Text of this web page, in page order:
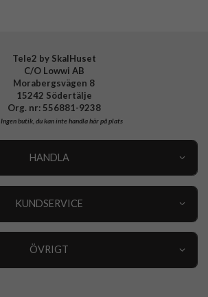
Tele2 by SkalHuset
C/O Lowwi AB
Morabergsvägen 8
15242 Södertälje
Org. nr: 556881-9238
Ingen butik, du kan inte handla här på plats
HANDLA
KUNDSERVICE
ÖVRIGT